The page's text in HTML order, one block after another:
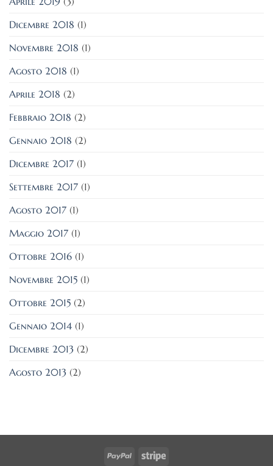
Dicembre 2018 (1)
Novembre 2018 (1)
Agosto 2018 (1)
Aprile 2018 (2)
Febbraio 2018 (2)
Gennaio 2018 (2)
Dicembre 2017 (1)
Settembre 2017 (1)
Agosto 2017 (1)
Maggio 2017 (1)
Ottobre 2016 (1)
Novembre 2015 (1)
Ottobre 2015 (2)
Gennaio 2014 (1)
Dicembre 2013 (2)
Agosto 2013 (2)
PayPal Stripe